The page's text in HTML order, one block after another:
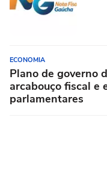
ECONOMIA
Plano de governo
arcabouço fiscal e
parlamentares